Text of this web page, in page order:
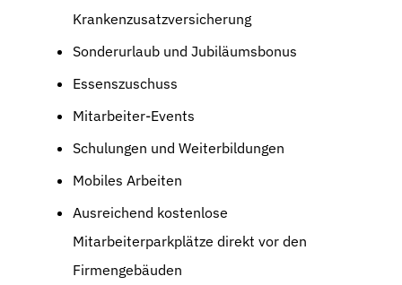
Krankenzusatzversicherung
Sonderurlaub und Jubiläumsbonus
Essenszuschuss
Mitarbeiter-Events
Schulungen und Weiterbildungen
Mobiles Arbeiten
Ausreichend kostenlose
Mitarbeiterparkplätze direkt vor den
Firmengebäuden